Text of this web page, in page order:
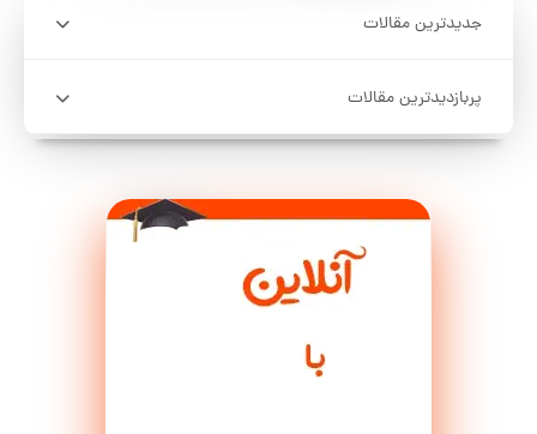
جدیدترین مقالات
پربازدیدترین مقالات